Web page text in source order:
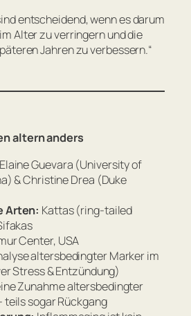
entscheidend, wenn es darum
Alter zu verringern und die
Jahren zu verbessern.“
altern anders
Elaine Guevara (University of
& Christine Drea (Duke
Arten: Kattas (ring-tailed
Center, USA
altersbedingter Marker im
Stress & Entzündung)
Zunahme altersbedingter
teils sogar Rückgang